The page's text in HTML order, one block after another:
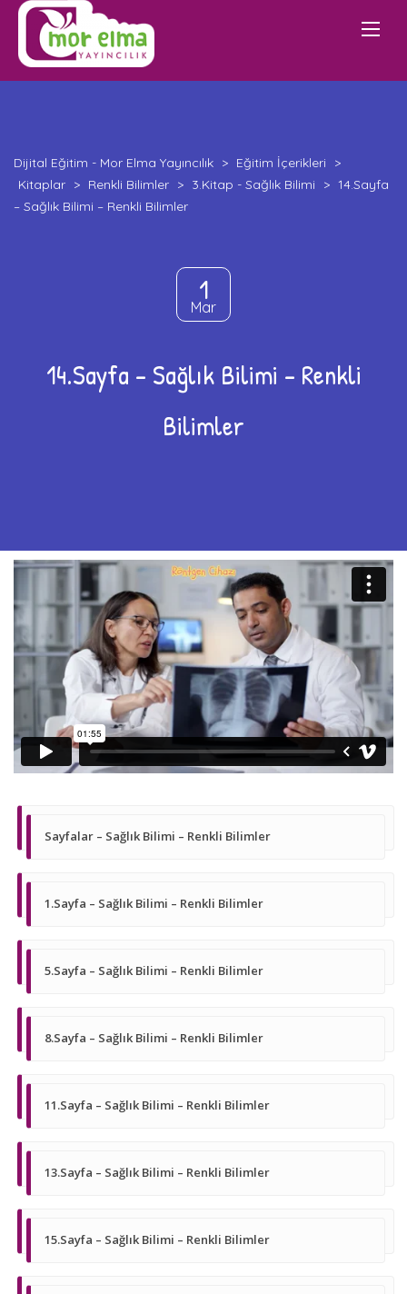
Dijital Eğitim - Mor Elma Yayıncılık > Eğitim İçerikleri
>
Kitaplar > Renkli Bilimler > 3.Kitap - Sağlık Bilimi > 14.Sayfa
– Sağlık Bilimi – Renkli Bilimler
1
Mar
14.Sayfa – Sağlık Bilimi – Renkli
Bilimler
Sayfalar – Sağlık Bilimi – Renkli Bilimler
1.Sayfa – Sağlık Bilimi – Renkli Bilimler
5.Sayfa – Sağlık Bilimi – Renkli Bilimler
8.Sayfa – Sağlık Bilimi – Renkli Bilimler
11.Sayfa – Sağlık Bilimi – Renkli Bilimler
13.Sayfa – Sağlık Bilimi – Renkli Bilimler
15.Sayfa – Sağlık Bilimi – Renkli Bilimler